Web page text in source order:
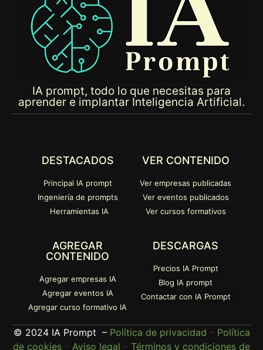
IA prompt, todo lo que necesitas para
aprender e implantar Inteligencia Artificial.
DESTACADOS
Principal IA prompt
Ingeniería de prompts
Herramientas IA
VER CONTENIDO
Ver empresas publicadas
Ver eventos publicados
Ver cursos formativos
AGREGAR
CONTENIDO
Agregar empresas IA
Agregar eventos IA
Agregar curso formativo IA
DESCARGAS
Precios IA Prompt
Blog IA prompt
Contactar con IA Prompt
© 2024 IA Prompt – Política de privacidad – Política
de cookies – Aviso legal – Términos y condiciones de